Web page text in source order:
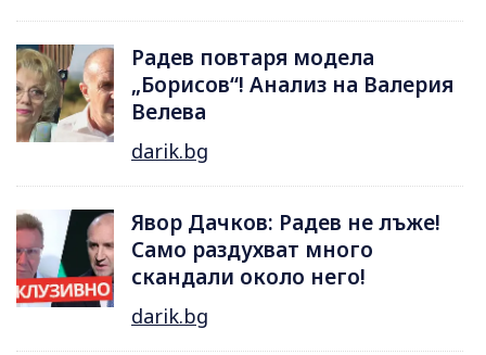
Радев повтаря модела
„Борисов“! Анализ на Валерия
Велева
darik.bg
Явор Дачков: Радев не лъже!
Само раздухват много
скандали около него!
darik.bg